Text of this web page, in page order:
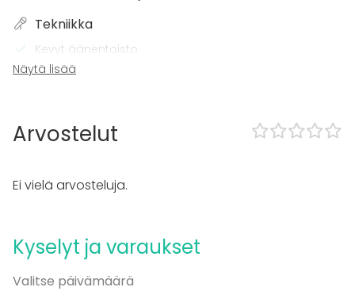
Tekniikka
Kevyt äänentoisto
Videotykki tai esitysnäyttö
Kalusto
Häät
Illallinen / lounas
Näytä lisää
Arvostelut
Ei vielä arvosteluja.
Kyselyt ja varaukset
Valitse päivämäärä